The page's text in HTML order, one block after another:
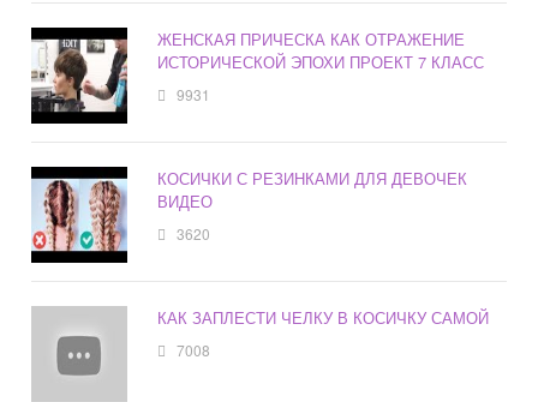
ЖЕНСКАЯ ПРИЧЕСКА КАК ОТРАЖЕНИЕ
ИСТОРИЧЕСКОЙ ЭПОХИ ПРОЕКТ 7 КЛАСС
9931
КОСИЧКИ С РЕЗИНКАМИ ДЛЯ ДЕВОЧЕК
ВИДЕО
3620
КАК ЗАПЛЕСТИ ЧЕЛКУ В КОСИЧКУ САМОЙ
7008